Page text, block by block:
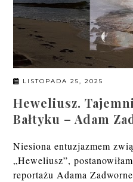
LISTOPADA 25, 2025
Heweliusz.
Bałtyku – Adam
Niesiona entuzjazmem
„Heweliusz”,
reportażu Adama